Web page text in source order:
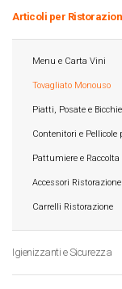
Articoli per
Menu e Carta Vini
Tovagliato Monouso
Piatti, Posate e
Contenitori e Pellicole
Pattumiere e
Accessori Ristorazione
Carrelli Ristorazione
Igienizzanti e Sicurezza